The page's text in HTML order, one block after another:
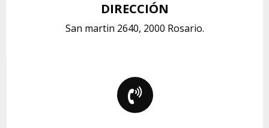
DIRECCIÓN
San martin 2640, 2000 Rosario.